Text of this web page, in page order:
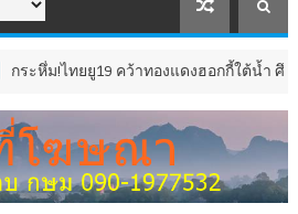
19 คว้าทองแดงฮอกกี้ใต้น้ำ ศึกชิงแชมป์เอเ